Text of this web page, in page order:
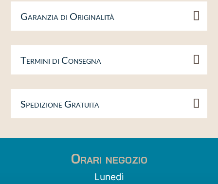
Garanzia di Originalità
Termini di Consegna
Spedizione Gratuita
Orari negozio
Lunedì